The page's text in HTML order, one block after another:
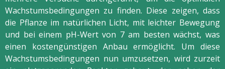
Wachstumsbedingungen zu finden. Diese zeigen, dass
die Pflanze im natürlichen Licht, mit leichter Bewegung
und bei einem pH-Wert von 7 am besten wächst, was
einen kostengünstigen Anbau ermöglicht. Um diese
Wachstumsbedingungen nun umzusetzen, wird zurzeit